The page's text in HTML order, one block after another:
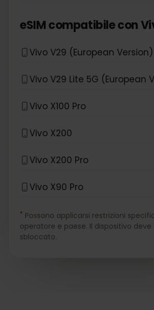
eSIM compatibile con
Vivo V29 (European Version)
Vivo V29 Lite 5G (European
Vivo X100 Pro
Vivo X200
Vivo X200 Pro
Vivo X90 Pro
* Possono applicarsi restrizioni
operatore e paese. Il dispositivo deve
sbloccato.